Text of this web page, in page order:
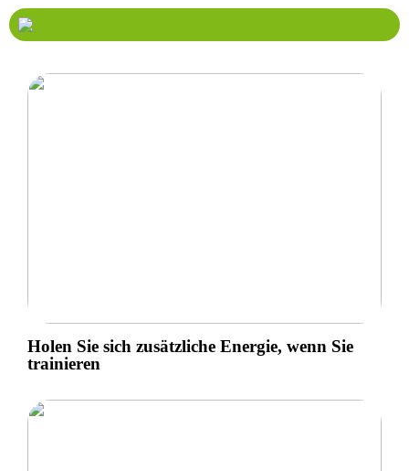
Holen Sie sich zusätzliche Energie, wenn Sie
trainieren